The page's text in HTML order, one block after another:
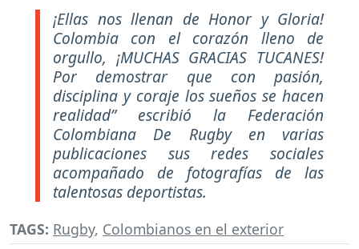
¡Ellas nos llenan de Honor y Gloria!
Colombia con el corazón lleno de
orgullo, ¡MUCHAS GRACIAS TUCANES!
Por demostrar que con pasión,
disciplina y coraje los sueños se hacen
realidad” escribió la Federación
Colombiana De Rugby en varias
publicaciones sus redes sociales
acompañado de fotografías de las
talentosas deportistas.
TAGS: Rugby, Colombianos en el exterior